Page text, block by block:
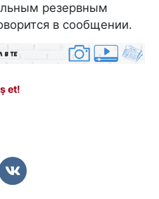
резервным
в сообщении.
et!